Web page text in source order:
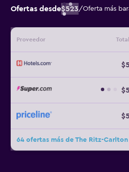
Ofertas desde$523/Oferta más
Proveedor